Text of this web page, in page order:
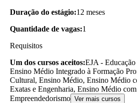
Duração do estágio:12 meses
Quantidade de vagas:1
Requisitos
Um dos cursos aceitos:EJA -
Ensino Médio Integrado à Formação
Cultural, Ensino Médio, Ensino Médio
Exatas e Engenharia, Ensino Médio
Empreendedorismo Ver mais cursos